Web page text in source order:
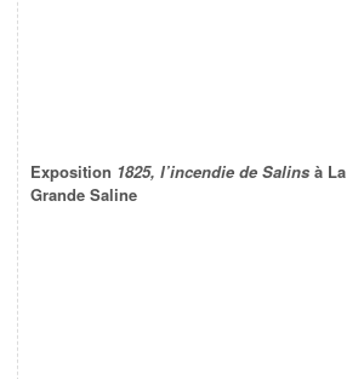
Exposition 1825, l’incendie de Salins à La
Grande Saline